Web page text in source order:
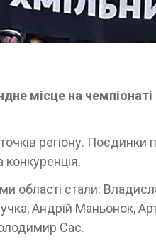
місце на чемпіонаті
регіону. Поєдинки
області стали:
Андрій Маньонок,
Сас.